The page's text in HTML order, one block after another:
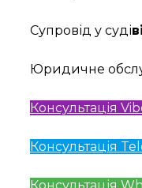
Супровід у суді
Юридичне
Консультація
Консультація